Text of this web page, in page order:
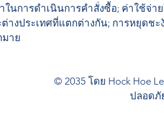
ในการดำเนินการคำสั่งซื้อ; ค่าใช้จ่า
ต่างประเทศที่แตกต่างกัน; การหยุดช
มาย
© 2035 โดย Hock Hoe
ปลอดภั